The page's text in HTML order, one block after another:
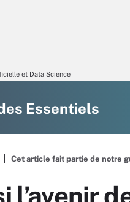
et Data Science
Essentiels
Cet article fait partie de notre
l’avenir